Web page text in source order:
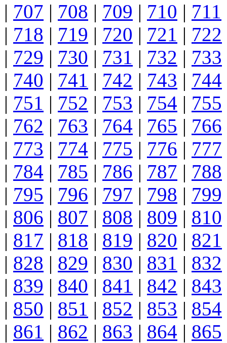
| 707 | 708 | 709 | 710 | 711
| 718 | 719 | 720 | 721 | 722
| 729 | 730 | 731 | 732 | 733
| 740 | 741 | 742 | 743 | 744
| 751 | 752 | 753 | 754 | 755
| 762 | 763 | 764 | 765 | 766
| 773 | 774 | 775 | 776 | 777
| 784 | 785 | 786 | 787 | 788
| 795 | 796 | 797 | 798 | 799
| 806 | 807 | 808 | 809 | 810
| 817 | 818 | 819 | 820 | 821
| 828 | 829 | 830 | 831 | 832
| 839 | 840 | 841 | 842 | 843
| 850 | 851 | 852 | 853 | 854
| 861 | 862 | 863 | 864 | 865